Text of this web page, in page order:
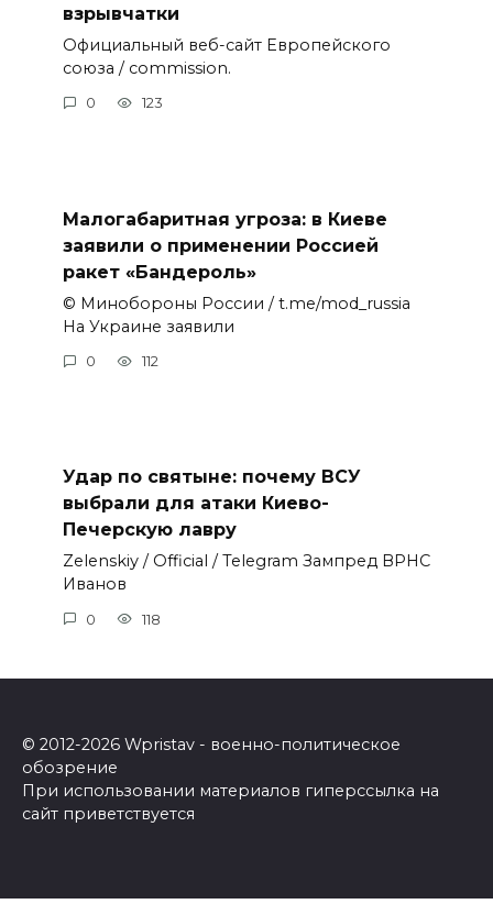
взрывчатки
Официальный веб-сайт Европейского
союза / commission.
0 123
Малогабаритная угроза: в Киеве
заявили о применении Россией
ракет «Бандероль»
© Минобороны России / t.me/mod_russia
На Украине заявили
0 112
Удар по святыне: почему ВСУ
выбрали для атаки Киево-
Печерскую лавру
Zеlеnskiу / Оfficiаl / Telegram Зампред ВРНС
Иванов
0 118
© 2012-2026 Wpristav - военно-политическое
обозрение
При использовании материалов гиперссылка на
сайт приветствуется